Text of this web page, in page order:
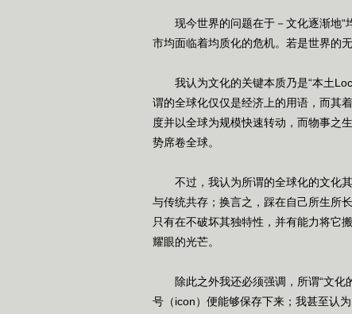
现今世界的问题在于－文化逐渐地“
市均面临着均质化的危机。若是世界的
我认为文化的关键本质乃是“本土
谓的全球化仅仅是经济上的用语，而其
度并以全球为规模快速转动，而物事之
势席卷全球。
不过，我认为所谓的全球化的文化其
与传统共存；换言之，踩在自己所生所
只有在不破坏其独特性，并有能力将它
耀眼的光芒。
除此之外我还必须强调，所谓“文化
号（icon）便能够保存下来；我甚至认